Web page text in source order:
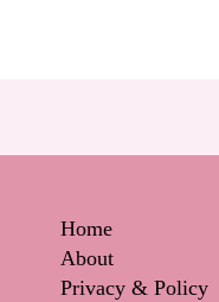
Home
About
Privacy & Policy